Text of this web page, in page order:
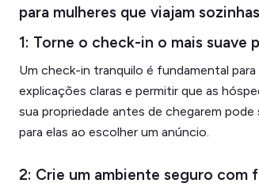
para mulheres que viajam
1: Torne o check-in o mais suave
Um check-in tranquilo é fundamental
explicações claras e permitir que as
sua propriedade antes de chegarem
para elas ao escolher um anúncio.
2: Crie um ambiente seguro com